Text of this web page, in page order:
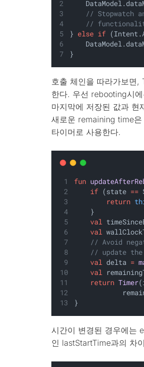
// Stopwatch
//
} else if
}
호출 체인을 따라가보면
한다. 우선 rebooting시
마지막에 저장된 값과 현
새로운 remaining time
타이머로 사용한다.
fun
if (state ==
return
    }
val
val
// Avoid
// update the
val delta =
val
return Timer
}
시간이 변경된 경우에는
인 lastStartTime과의 차